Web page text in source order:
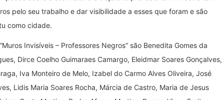
pelo seu trabalho e dar visibilidade a esses que foram e são
como cidade.
Invisíveis – Professores Negros” são Benedita Gomes da
Dirce Coelho Guimaraes Camargo, Eleidmar Soares Gonçalves,
Iva Monteiro de Melo, Izabel do Carmo Alves Oliveira, José
Lidis Maria Soares Rocha, Márcia de Castro, Maria de Jesus